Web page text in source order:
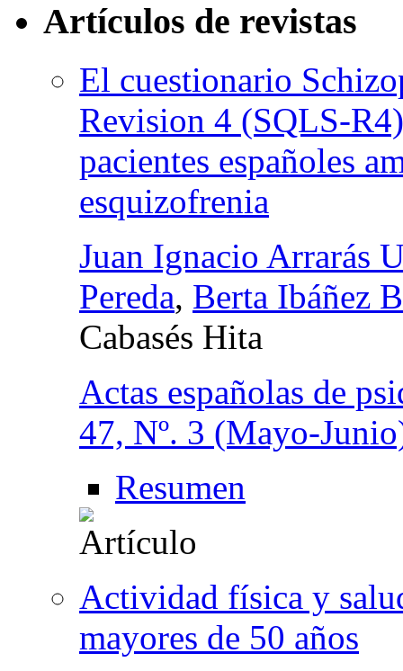
Artículos de revistas
El cuestionario
Revision 4 (SQLS-
pacientes españoles
esquizofrenia
Juan Ignacio Arrarás
Pereda, Berta Ibáñez
Cabasés Hita
Actas españolas de
47, Nº. 3 (Mayo-
Resumen
Actividad física y
mayores de 50 años